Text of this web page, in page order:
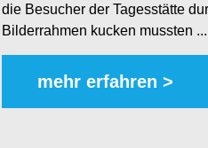
die Besucher der Tagesstätte
Bilderrahmen kucken mussten ...
mehr erfahren >